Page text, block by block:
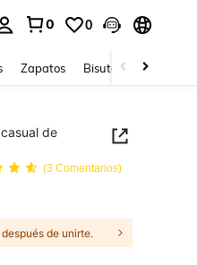
0 0
Zapatos Bisutería Y
de
(3 Comentarios)
de unirte.